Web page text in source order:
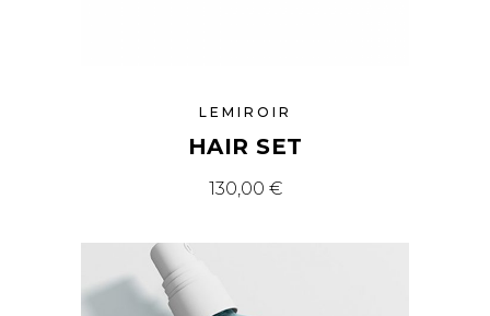
LEMIROIR
HAIR SET
130,00 €